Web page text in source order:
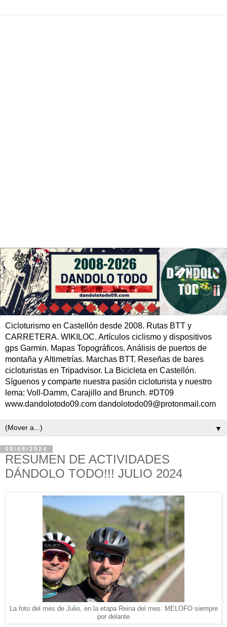
Cicloturismo en Castellón desde 2008. Rutas BTT y
CARRETERA. WIKILOC. Artículos ciclismo y dispositivos
gps Garmin. Mapas Topográficos. Análisis de puertos de
montaña y Altimetrías. Marchas BTT. Reseñas de bares
cicloturistas en Tripadvisor. La Bicicleta en Castellón.
Síguenos y comparte nuestra pasión cicloturista y nuestro
lema: Voll-Damm, Carajillo and Brunch. #DT09
www.dandolotodo09.com dandolotodo09@protonmail.com
▼
08/08/2024
RESUMEN DE ACTIVIDADES
DÁNDOLO TODO!!! JULIO 2024
La foto del mes de Julio, en la etapa Reina del mes. MELOFO siempre
por delante